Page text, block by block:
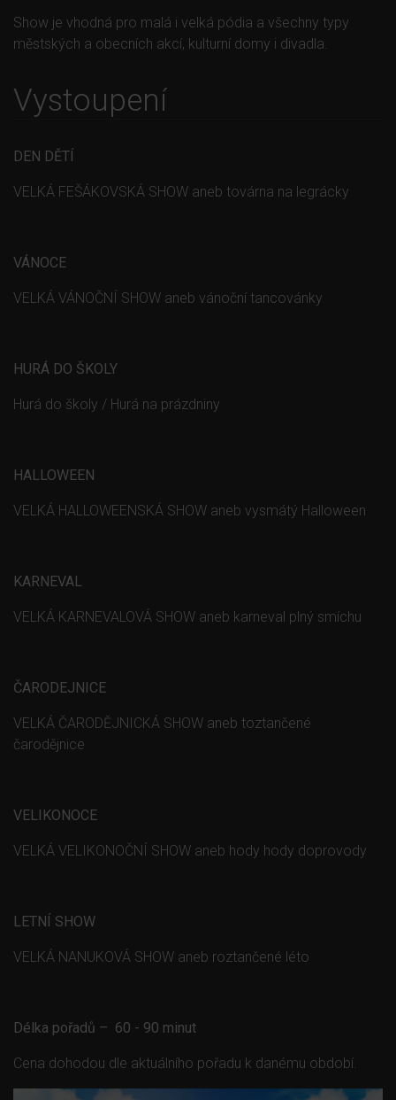
Show je vhodná pro malá i velká pódia a všechny typy
městských a obecních akcí, kulturní domy i divadla.
Vystoupení
DEN DĚTÍ
VELKÁ FEŠÁKOVSKÁ SHOW aneb továrna na legrácky
VÁNOCE
VELKÁ VÁNOČNÍ SHOW aneb vánoční tancovánky
HURÁ DO ŠKOLY
Hurá do školy / Hurá na prázdniny
HALLOWEEN
VELKÁ HALLOWEENSKÁ SHOW aneb vysmátý Halloween
KARNEVAL
VELKÁ KARNEVALOVÁ SHOW aneb karneval plný smíchu
ČARODEJNICE
VELKÁ ČARODĚJNICKÁ SHOW aneb toztančené
čarodějnice
VELIKONOCE
VELKÁ VELIKONOČNÍ SHOW aneb hody hody doprovody
LETNÍ SHOW
VELKÁ NANUKOVÁ SHOW aneb roztančené léto
Délka pořadů – 60 - 90 minut
Cena dohodou dle aktuálního pořadu k danému období.